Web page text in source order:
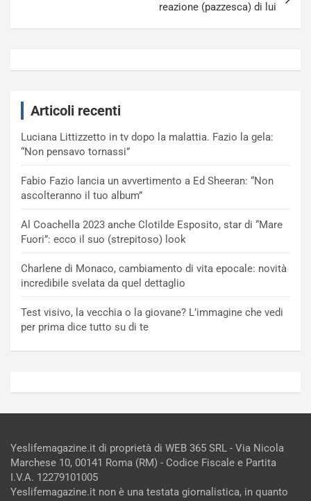
reazione (pazzesca) di lui
Articoli recenti
Luciana Littizzetto in tv dopo la malattia. Fazio la gela:
“Non pensavo tornassi”
Fabio Fazio lancia un avvertimento a Ed Sheeran: “Non
ascolteranno il tuo album”
Al Coachella 2023 anche Clotilde Esposito, star di “Mare
Fuori”: ecco il suo (strepitoso) look
Charlene di Monaco, cambiamento di vita epocale: novità
incredibile svelata da quel dettaglio
Test visivo, la vecchia o la giovane? L’immagine che vedi
per prima dice tutto su di te
Yeslifemagazine.it di proprietà di WEB 365 SRL - Via Nicola
Marchese 10, 00141 Roma (RM) - Codice Fiscale e Partita
I.V.A. 12279101005
Yeslifemagazine.it non è una testata giornalistica, in quanto